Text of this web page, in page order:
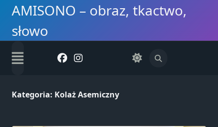
Skip
content
AMISONO – obraz, tkactwo,
słowo
Kategoria: Kolaż Asemiczny